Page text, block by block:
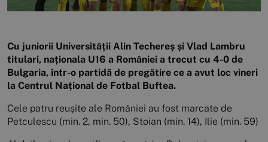
Cu juniorii Universității Alin Techereș și Vlad Lambru
titulari, naționala U16 a României a trecut cu 4-0 de
Bulgaria, într-o partidă de pregătire ce a avut loc vineri
la Centrul Național de Fotbal Buftea.
Cele patru reușite ale României au fost marcate de
Petculescu (min. 2, min. 50), Stoian (min. 14), Ilie (min. 59)